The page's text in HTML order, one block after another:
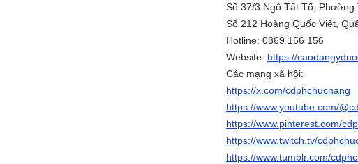
Số 37/3 Ngô Tất Tố,
Số 212 Hoàng Quốc Việt,
Hotline: 0869 156 156
Website: https://
Các mạng xã hội:
https://x.com/cdphchucnang
https://www.youtube.com/
https://www.pinterest.com/
https://www.twitch.tv/
https://www.tumblr.com/